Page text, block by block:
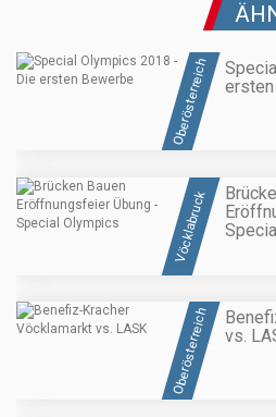
Oberösterreich
Vöcklabruck
Oberösterreich
vs.